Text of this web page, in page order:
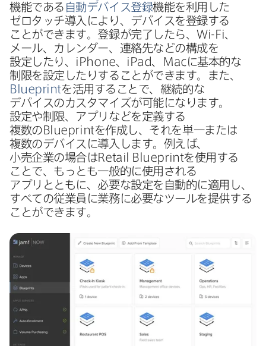
機能である 自動デバイス登録機能を​利用した​
ゼロタッチ導入に​より、​デバイスを​登録する​
ことができます。​登録が​完了したら、Wi-Fi
メール、​カレンダー、​連絡先などの​構成を​
設定したり、 iPhone iPad Macに​基本的な​
制限を​設定したりする​ことができます。​また、
Blueprintを​活用する​ことで、​継続的な​
デバイスの​カスタマイズが​可能に​なります。​
設定や​制限、​アプリなどを​定義する​
複数の Blueprintを​作成し、​それを​単一または​
複数の​デバイスに​導入します。​例えば、​
小売企業の​場合はRetail Blueprintを​使用する​
ことで、​もっとも​一般的に​使用される​
アプリとともに、​必要な​設定を​自動的に​適用し、​
すべての​従業員に​業務に​必要な​ツールを​提供する​
ことができます。